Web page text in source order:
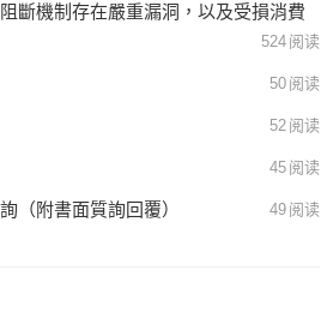
斷機制存在嚴重漏洞，以及受損消費
524 阅读
50 阅读
52 阅读
45 阅读
（附書面質詢回覆） 49 阅读